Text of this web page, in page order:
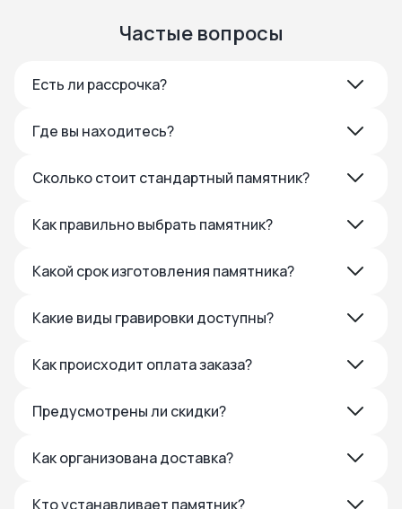
Частые вопросы
Есть ли рассрочка?
Где вы находитесь?
Сколько стоит стандартный памятник?
Как правильно выбрать памятник?
Какой срок изготовления памятника?
Какие виды гравировки доступны?
Как происходит оплата заказа?
Предусмотрены ли скидки?
Как организована доставка?
Кто устанавливает памятник?